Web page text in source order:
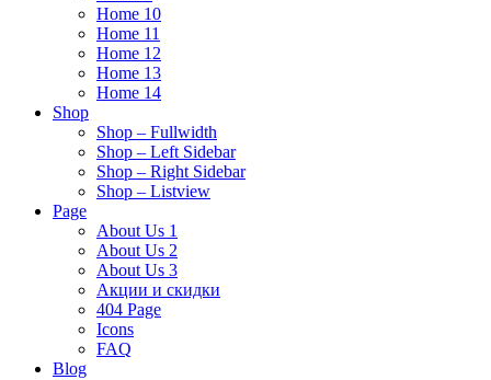
Home 10
Home 11
Home 12
Home 13
Home 14
Shop
Shop – Fullwidth
Shop – Left Sidebar
Shop – Right Sidebar
Shop – Listview
Page
About Us 1
About Us 2
About Us 3
Акции и скидки
404 Page
Icons
FAQ
Blog